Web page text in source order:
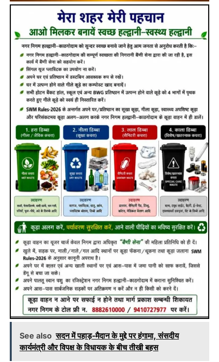
See also सदन में पहाड़-मैदान के मुद्दे पर हंगामा, संसदीय
कार्यमंत्री और विपक्ष के विधायक के बीच तीखी बहस